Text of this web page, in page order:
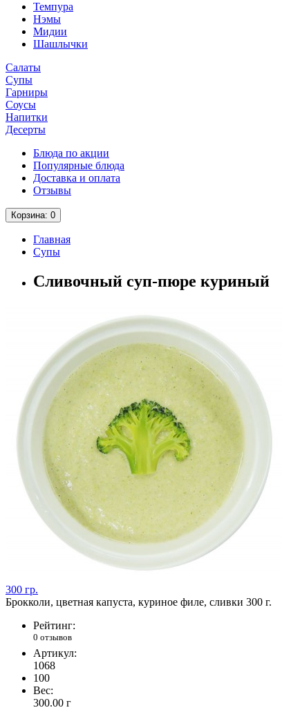
Темпура
Нэмы
Мидии
Шашлычки
Салаты
Супы
Гарниры
Соусы
Напитки
Десерты
Блюда по акции
Популярные блюда
Доставка и оплата
Отзывы
Корзина: 0
Главная
Супы
Сливочный суп-пюре куриный
300 гр.
Брокколи, цветная капуста, куриное филе, сливки 300 г.
Рейтинг:
0 отзывов
Артикул:
1068
100
Вес:
300.00 г